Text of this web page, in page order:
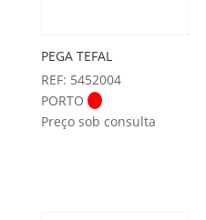
PEGA TEFAL
REF: 5452004
PORTO
Preço sob consulta